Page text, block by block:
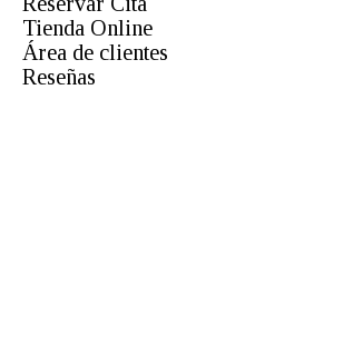
Comuniones
Mascotas
Orlas
Tienda Online
Área de clientes
Reseñas